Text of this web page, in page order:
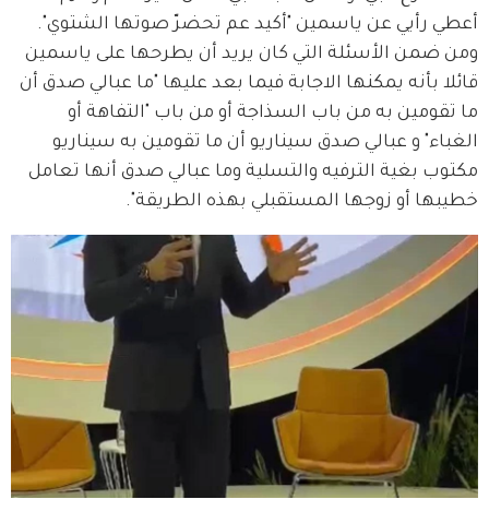
أعطي رأيي عن ياسمين "أكيد عم تحضرّ صوتها الشتوي".
ومن ضمن الأسئلة التي كان يريد أن يطرحها على ياسمين
قائلا بأنه يمكنها الاجابة فيما بعد عليها "ما عبالي صدق أن
ما تقومين به من باب السذاجة أو من باب "التفاهة أو
الغباء" و عبالي صدق سيناريو أن ما تقومين به سيناريو
مكتوب بغية الترفيه والتسلية وما عبالي صدق أنها تعامل
خطيبها أو زوجها المستقبلي بهذه الطريقة".